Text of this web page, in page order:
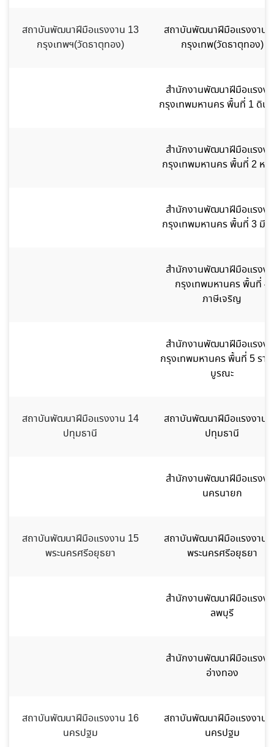
สถาบันพัฒนาฝีมือแรงงาน 13
กรุงเทพฯ(วัดธาตุทอง)
สถาบันพัฒนาฝีมือแรงงาน
กรุงเทพ(วัดธาตุทอง)
สำนักงานพัฒนาฝีมือแรงง
กรุงเทพมหานคร พื้นที่ 1 ดิน
สำนักงานพัฒนาฝีมือแรงง
กรุงเทพมหานคร พื้นที่ 2 หลั
สำนักงานพัฒนาฝีมือแรงง
กรุงเทพมหานคร พื้นที่ 3 มีน
สำนักงานพัฒนาฝีมือแรงง
กรุงเทพมหานคร พื้นที่ 4
ภาษีเจริญ
สำนักงานพัฒนาฝีมือแรงง
กรุงเทพมหานคร พื้นที่ 5 รา
บูรณะ
สถาบันพัฒนาฝีมือแรงงาน 14
ปทุมธานี
สถาบันพัฒนาฝีมือแรงงาน
ปทุมธานี
สำนักงานพัฒนาฝีมือแรงง
นครนายก
สถาบันพัฒนาฝีมือแรงงาน 15
พระนครศรีอยุธยา
สถาบันพัฒนาฝีมือแรงงาน
พระนครศรีอยุธยา
สำนักงานพัฒนาฝีมือแรงง
ลพบุรี
สำนักงานพัฒนาฝีมือแรงง
อ่างทอง
สถาบันพัฒนาฝีมือแรงงาน 16
นครปฐม
สถาบันพัฒนาฝีมือแรงงาน
นครปฐม